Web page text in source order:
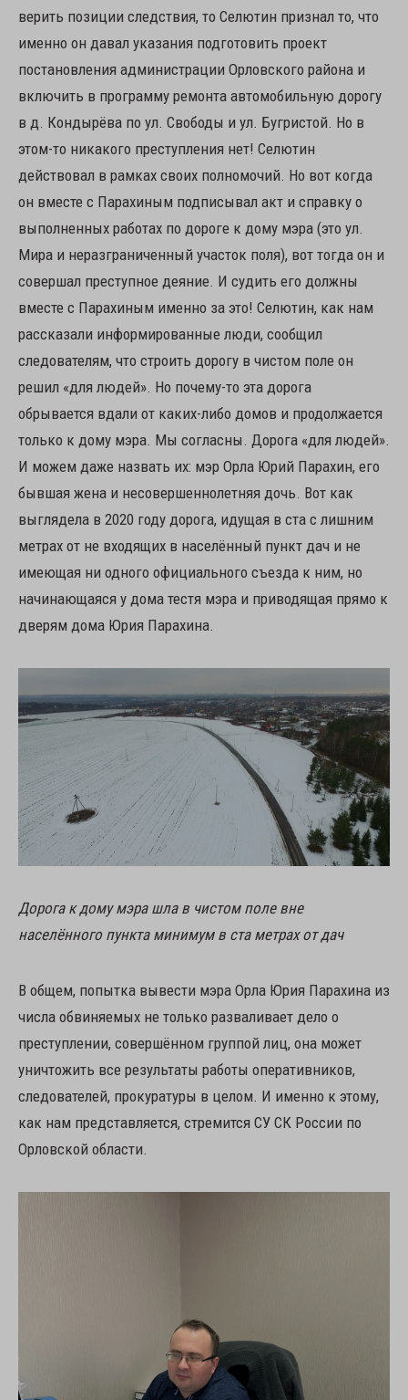
верить позиции следствия, то Селютин признал то, что
именно он давал указания подготовить проект
постановления администрации Орловского района и
включить в программу ремонта автомобильную дорогу
в д. Кондырёва по ул. Свободы и ул. Бугристой. Но в
этом-то никакого преступления нет! Селютин
действовал в рамках своих полномочий. Но вот когда
он вместе с Парахиным подписывал акт и справку о
выполненных работах по дороге к дому мэра (это ул.
Мира и неразграниченный участок поля), вот тогда он и
совершал преступное деяние. И судить его должны
вместе с Парахиным именно за это! Селютин, как нам
рассказали информированные люди, сообщил
следователям, что строить дорогу в чистом поле он
решил «для людей». Но почему-то эта дорога
обрывается вдали от каких-либо домов и продолжается
только к дому мэра. Мы согласны. Дорога «для людей».
И можем даже назвать их: мэр Орла Юрий Парахин, его
бывшая жена и несовершеннолетняя дочь. Вот как
выглядела в 2020 году дорога, идущая в ста с лишним
метрах от не входящих в населённый пункт дач и не
имеющая ни одного официального съезда к ним, но
начинающаяся у дома тестя мэра и приводящая прямо к
дверям дома Юрия Парахина.
Дорога к дому мэра шла в чистом поле вне
населённого пункта минимум в ста метрах от дач
В общем, попытка вывести мэра Орла Юрия Парахина из
числа обвиняемых не только разваливает дело о
преступлении, совершённом группой лиц, она может
уничтожить все результаты работы оперативников,
следователей, прокуратуры в целом. И именно к этому,
как нам представляется, стремится СУ СК России по
Орловской области.